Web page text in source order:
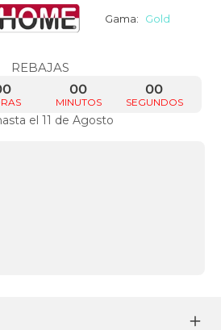
Gama: Gold
REBAJAS
MINUTOS
00
SEGUNDOS
00
el 11 de Agosto